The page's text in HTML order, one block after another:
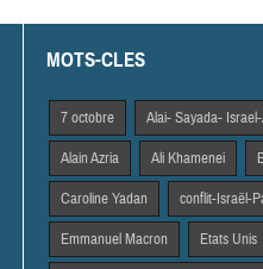
MOTS-CLES
7 octobre Alai- Sayada-
Alain Azria Ali Khamenei
Caroline Yadan conflit-Israël-
Emmanuel Macron Etats Unis